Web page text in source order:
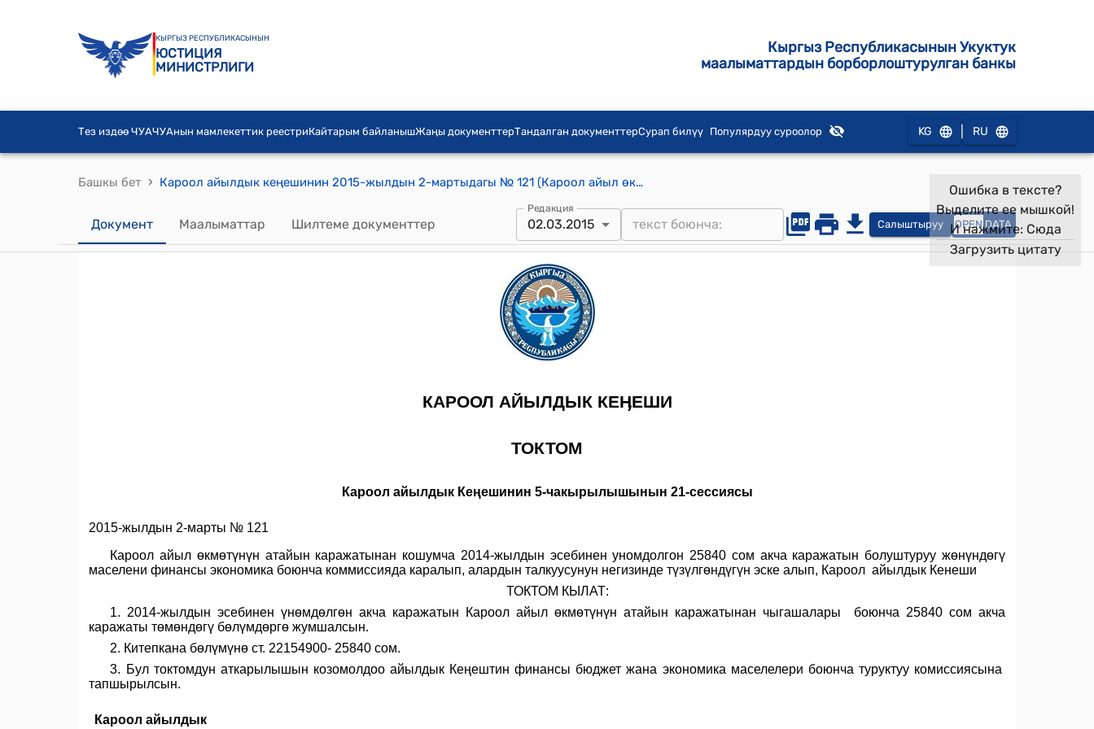
КЫРГЫЗ РЕСПУБЛИКАСЫНЫН
ЮСТИЦИЯ
МИНИСТРЛИГИ
Кыргыз Республикасынын Укуктук
маалыматтардын борборлоштурулган банкы
Тез издөө ЧУАЧУАнын мамлекеттик реестриКайтарым байланышЖаңы документтерТандалган документтерСурап билүү Популярдуу суроолор KG RU
Башкы бет › Кароол айылдык кеңешинин 2015-жылдын 2-мартыдагы № 121 (Кароол айыл өкмөтүнүн атайын каражатынан кошумча 2014-жылдын эсебинен уномдолгон 25840 сом акча каражатын болуштуруу жөнүндөгү маселени финансы экономика боюнча) токтому
Документ Маалыматтар Шилтеме документтер
Редакция
02.03.2015 Салыштыруу OPEN DATA
Ошибка в тексте?
Выделите ее мышкой!
И нажмите: Сюда
Загрузить цитату